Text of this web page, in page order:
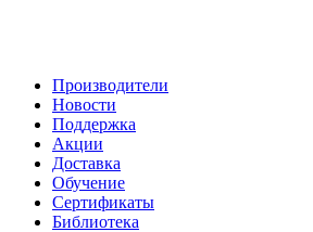
Производители
Новости
Поддержка
Акции
Доставка
Обучение
Сертификаты
Библиотека